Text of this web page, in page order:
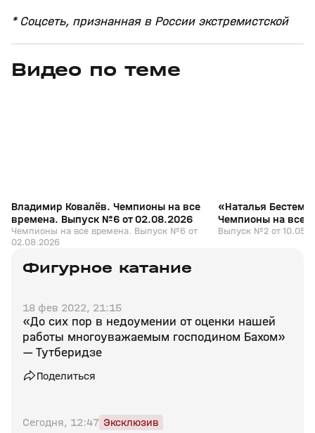
* Соцсеть, признанная в России экстремистской
Видео по теме
02 авг, 10:57
Владимир Ковалёв. Чемпионы на все
времена. Выпуск №6 от 02.08.2026
Чемпионы на все времена. Выпуск №6 от
02.08.2026
«Наталья
Чемпионы на все
от 10.05.2026
Выпуск №2 от
Фигурное катание
18 фев 2022, 21:15
«До сих пор в недоумении от оценки нашей
работы многоуважаемым господином Бахом»
— Тутберидзе
Поделиться
Сегодня, 12:47 Эксклюзив